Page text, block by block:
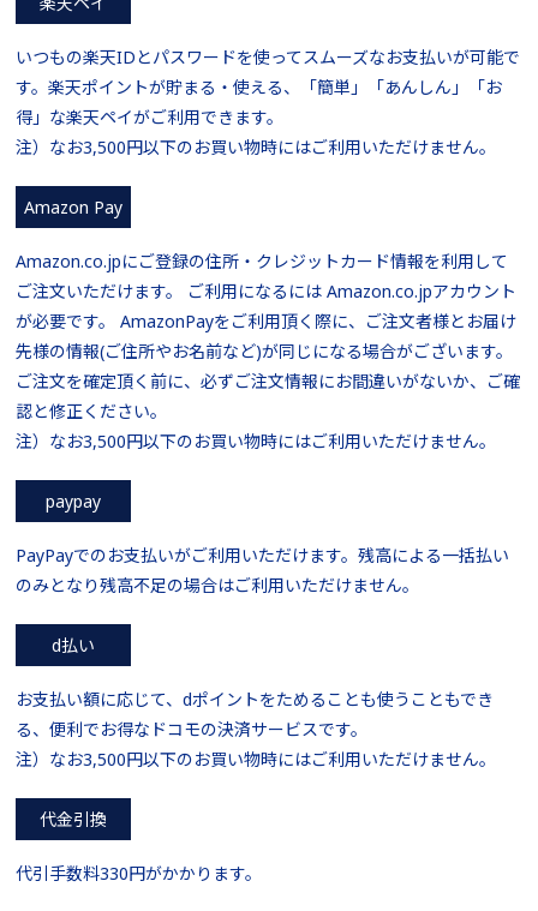
いつもの楽天IDとパスワードを使ってスムーズなお支払いが可能で
す。楽天ポイントが貯まる・使える、「簡単」「あんしん」「お
得」な楽天ペイがご利用できます。
注）なお3,500円以下のお買い物時にはご利用いただけません。
Amazon Pay
Amazon.co.jpにご登録の住所・クレジットカード情報を利用して
ご注文いただけます。 ご利用になるには Amazon.co.jpアカウント
が必要です。 AmazonPayをご利用頂く際に、ご注文者様とお届け
先様の情報(ご住所やお名前など)が同じになる場合がございます。
ご注文を確定頂く前に、必ずご注文情報にお間違いがないか、ご確
認と修正ください。
注）なお3,500円以下のお買い物時にはご利用いただけません。
paypay
PayPayでのお支払いがご利用いただけます。残高による一括払い
のみとなり残高不足の場合はご利用いただけません。
d払い
お支払い額に応じて、dポイントをためることも使うこともでき
る、便利でお得なドコモの決済サービスです。
注）なお3,500円以下のお買い物時にはご利用いただけません。
代金引換
代引手数料330円がかかります。